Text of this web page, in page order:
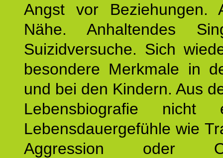
Angst vor Beziehungen.
Nähe. Anhaltendes
Suizidversuche. Sich
besondere Merkmale in
und bei den Kindern. Aus
Lebensbiografie nicht
Lebensdauergefühle wie
Aggression oder